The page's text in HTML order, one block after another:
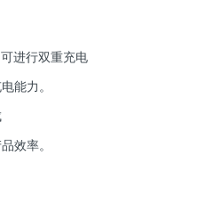
进行双重充电
能力。
效率。